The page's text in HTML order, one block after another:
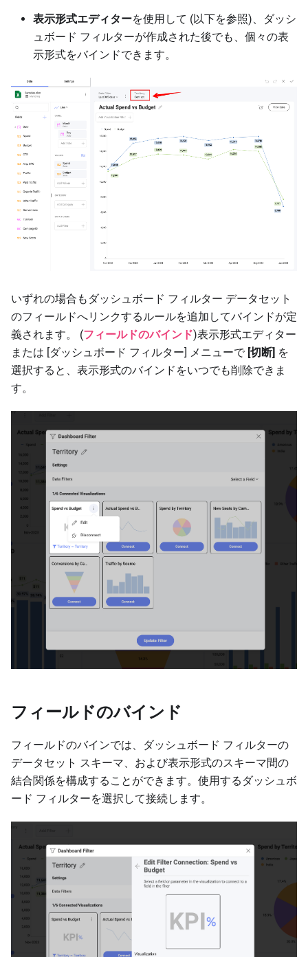
表示形式エディターを使用して (以下を参照)、ダッシ
ュボード フィルターが作成された後でも、個々の表
示形式をバインドできます。
いずれの場合もダッシュボード フィルター データセット
のフィールドへリンクするルールを追加してバインドが定
義されます。 (フィールドのバインド)表示形式エディター
または [ダッシュボード フィルター] メニューで [切断] を
選択すると、表示形式のバインドをいつでも削除できま
す。
フィールドのバインド
フィールドのバインでは、ダッシュボード フィルターの
データセット スキーマ、および表示形式のスキーマ間の
結合関係を構成することができます。使用するダッシュボ
ード フィルターを選択して接続します。